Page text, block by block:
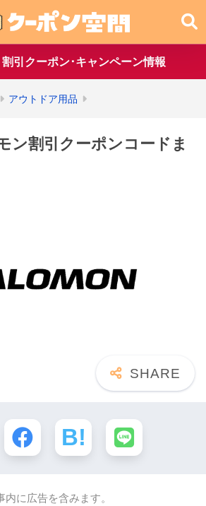
割引クーポン･キャンペーン情報
アウトドア用品
ン割引クーポンコードま
内に広告を含みます。